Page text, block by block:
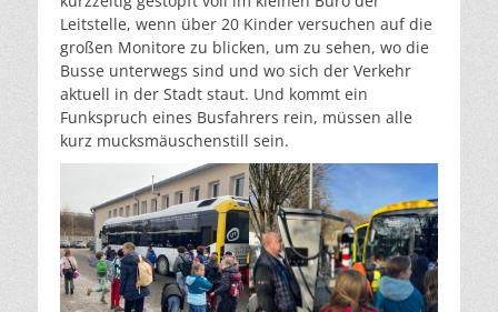
Leitstelle, wenn über 20 Kinder versuchen auf die
großen Monitore zu blicken, um zu sehen, wo die
Busse unterwegs sind und wo sich der Verkehr
aktuell in der Stadt staut. Und kommt ein
Funkspruch eines Busfahrers rein, müssen alle
kurz mucksmäuschenstill sein.